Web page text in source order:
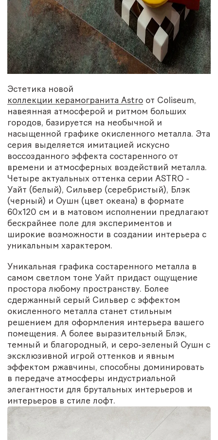
Эстетика новой
коллекции керамогранита Astro от Coliseum,
навеянная атмосферой и ритмом больших
городов, базируется на необычной и
насыщенной графике окисленного металла. Эта
серия выделяется имитацией искусно
воссозданного эффекта состаренного от
времени и атмосферных воздействий металла.
Четыре актуальных оттенка серии ASTRO -
Уайт (белый), Сильвер (серебристый), Блэк
(черный) и Оушн (цвет океана) в формате
60х120 см и в матовом исполнении предлагают
бескрайнее поле для экспериментов и
широкие возможности в создании интерьера с
уникальным характером.
Уникальная графика состаренного металла в
самом светлом тоне Уайт придаст ощущение
простора любому пространству. Более
сдержанный серый Сильвер с эффектом
окисленного металла станет стильным
решением для оформления интерьера вашего
помещения. А более выразительный Блэк,
темный и благородный, и серо-зеленый Оушн с
эксклюзивной игрой оттенков и явным
эффектом ржавчины, способны доминировать
в передаче атмосферы индустриальной
элегантности для брутальных интерьеров и
интерьеров в стиле лофт.